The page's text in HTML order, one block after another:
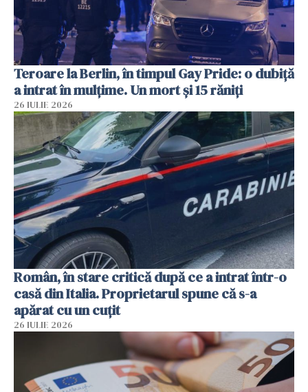
Teroare la Berlin, în timpul Gay Pride: o dubiță
a intrat în mulțime. Un mort și 15 răniți
26 IULIE 2026
Român, în stare critică după ce a intrat într-o
casă din Italia. Proprietarul spune că s-a
apărat cu un cuțit
26 IULIE 2026